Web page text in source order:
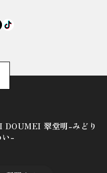
DOUMEI 翠堂明-みどり
い-